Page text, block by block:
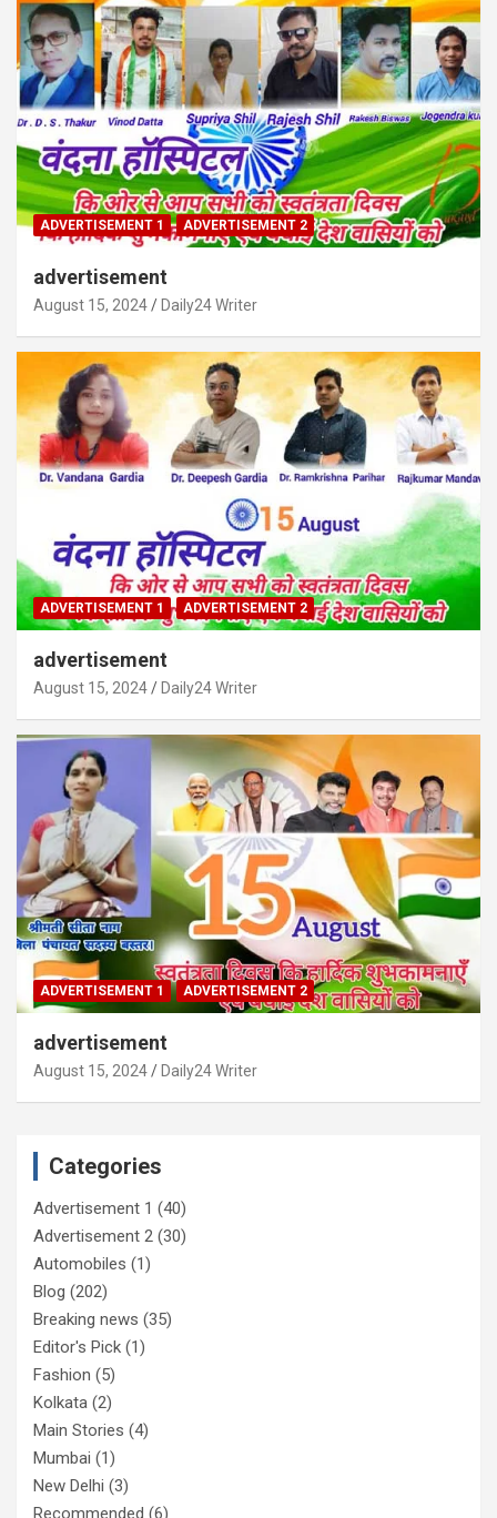
ADVERTISEMENT 1 ADVERTISEMENT 2
advertisement
August 15, 2024 Daily24 Writer
ADVERTISEMENT 1 ADVERTISEMENT 2
advertisement
August 15, 2024 Daily24 Writer
ADVERTISEMENT 1 ADVERTISEMENT 2
advertisement
August 15, 2024 Daily24 Writer
Categories
Advertisement 1 (40)
Advertisement 2 (30)
Automobiles (1)
Blog (202)
Breaking news (35)
Editor's Pick (1)
Fashion (5)
Kolkata (2)
Main Stories (4)
Mumbai (1)
New Delhi (3)
Recommended (6)